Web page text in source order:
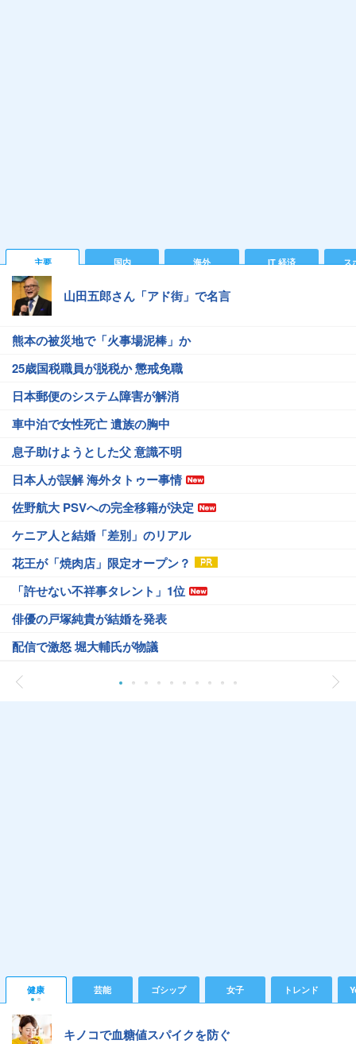
主要 国内 海外 IT 経済 ス
山田五郎さん「アド街」で名言
熊本の被災地で「火事場泥棒」か
25歳国税職員が脱税か 懲戒免職
日本郵便のシステム障害が解消
車中泊で女性死亡 遺族の胸中
息子助けようとした父 意識不明
日本人が誤解 海外タトゥー事情
佐野航大 PSVへの完全移籍が決定
ケニア人と結婚「差別」のリアル
花王が「焼肉店」限定オープン？
「許せない不祥事タレント」1位
俳優の戸塚純貴が結婚を発表
配信で激怒 堀大輔氏が物議
健康 芸能 ゴシップ 女子 トレンド
キノコで血糖値スパイクを防ぐ